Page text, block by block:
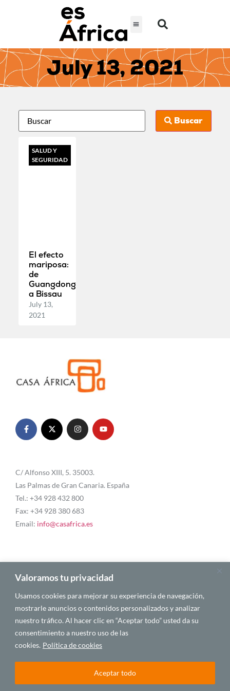
Valoramos tu privacidad
Usamos cookies para mejorar su experiencia de navegación,
mostrarle anuncios o contenidos personalizados y analizar
nuestro tráfico. Al hacer clic en “Aceptar todo” usted da su
consentimiento a nuestro uso de las
cookies. Política de cookies
Aceptar todo
July 13, 2021
Buscar
SALUD Y
SEGURIDAD
El efecto
mariposa:
de
Guangdong
a Bissau
July 13,
2021
C/ Alfonso XIII, 5. 35003.
Las Palmas de Gran Canaria. España
Tel.: +34 928 432 800
Fax: +34 928 380 683
Email: info@casafrica.es
Blog
About Us
Personalities
English